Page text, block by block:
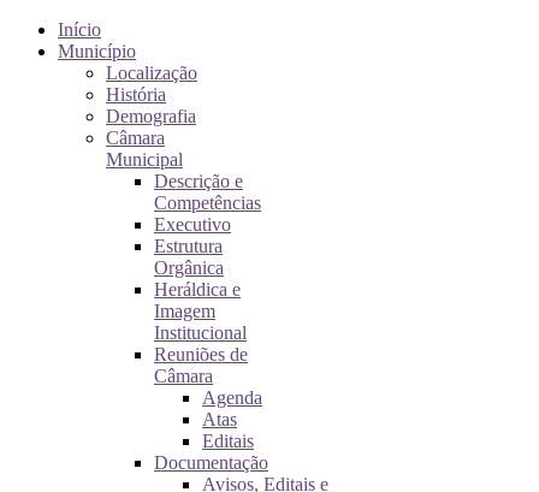
Início
Município
Localização
História
Demografia
Câmara
Municipal
Descrição e
Competências
Executivo
Estrutura
Orgânica
Heráldica e
Imagem
Institucional
Reuniões de
Câmara
Agenda
Atas
Editais
Documentação
Avisos, Editais e